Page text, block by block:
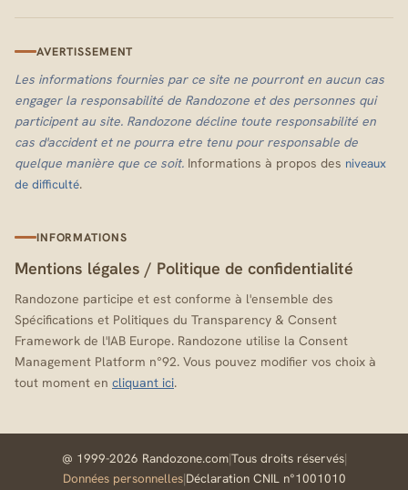
AVERTISSEMENT
Les informations fournies par ce site ne pourront en aucun cas
engager la responsabilité de Randozone et des personnes qui
participent au site. Randozone décline toute responsabilité en
cas d'accident et ne pourra etre tenu pour responsable de
quelque manière que ce soit. Informations à propos des niveaux
de difficulté.
INFORMATIONS
Mentions légales / Politique de confidentialité
Randozone participe et est conforme à l'ensemble des
Spécifications et Politiques du Transparency & Consent
Framework de l'IAB Europe. Randozone utilise la Consent
Management Platform n°92. Vous pouvez modifier vos choix à
tout moment en cliquant ici.
@ 1999-2026 Randozone.com|Tous droits réservés|
Données personnelles|Déclaration CNIL n°1001010